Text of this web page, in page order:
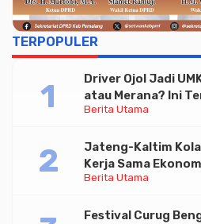
TERPOPULER
Berita Utama
Driver Ojol Jadi
atau Merana? Ini
Paramadina
Berita Utama
Jateng-Kaltim
Kerja Sama
Triliun
Festival Curug